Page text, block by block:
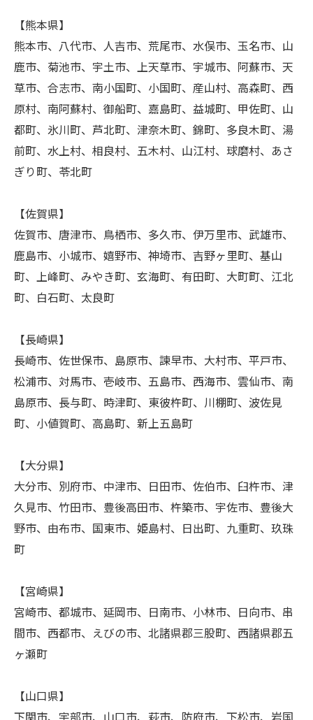
【熊本県】
熊本市、八代市、人吉市、荒尾市、水俣市、玉名市、山
鹿市、菊池市、宇土市、上天草市、宇城市、阿蘇市、天
草市、合志市、南小国町、小国町、産山村、高森町、西
原村、南阿蘇村、御船町、嘉島町、益城町、甲佐町、山
都町、氷川町、芦北町、津奈木町、錦町、多良木町、湯
前町、水上村、相良村、五木村、山江村、球磨村、あさ
ぎり町、苓北町
【佐賀県】
佐賀市、唐津市、鳥栖市、多久市、伊万里市、武雄市、
鹿島市、小城市、嬉野市、神埼市、吉野ヶ里町、基山
町、上峰町、みやき町、玄海町、有田町、大町町、江北
町、白石町、太良町
【長崎県】
長崎市、佐世保市、島原市、諫早市、大村市、平戸市、
松浦市、対馬市、壱岐市、五島市、西海市、雲仙市、南
島原市、長与町、時津町、東彼杵町、川棚町、波佐見
町、小値賀町、高島町、新上五島町
【大分県】
大分市、別府市、中津市、日田市、佐伯市、臼杵市、津
久見市、竹田市、豊後高田市、杵築市、宇佐市、豊後大
野市、由布市、国東市、姫島村、日出町、九重町、玖珠
町
【宮崎県】
宮崎市、都城市、延岡市、日南市、小林市、日向市、串
間市、西都市、えびの市、北諸県郡三股町、西諸県郡五
ヶ瀬町
【山口県】
下関市、宇部市、山口市、萩市、防府市、下松市、岩国